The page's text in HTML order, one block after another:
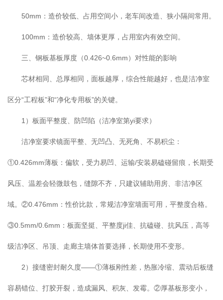
50mm：造价较低、占用空间小，老车间改造、狭小隔间常用。
100mm：造价较高、墙体更厚，占用室内有效空间。
三、钢板基板厚度（0.426~0.6mm）对性能的影响
芯材相同、总厚相同，面板越厚，综合性能越好，也是洁净室
区分“工程板”和“净化专用板”的关键。
1）板面平整度、防凹陷（洁净室第yi要求）
洁净室要求镜面平整、无凹凸、无死角、不易积尘：
①0.426mm薄板：偏软，受力易凹、运输/安装易磕碰留痕，长期受
风压、温差会轻微鼓包，缝隙不齐，只建议辅助用房、非洁净区
域。②0.476mm：性价比款，常规洁净室墙面可用，平整度合格。
③0.5mm/0.6mm：板面坚挺、平整度ji佳、抗磕碰、抗风压，高等
级洁净区、吊顶、走廊主墙体首要选择，长期使用不变形。
2）接缝密封耐久度——①薄板刚性差，热胀冷缩、震动后板缝
容易错位、打胶开裂，造成漏风、积灰、发霉。②厚基板形变小，